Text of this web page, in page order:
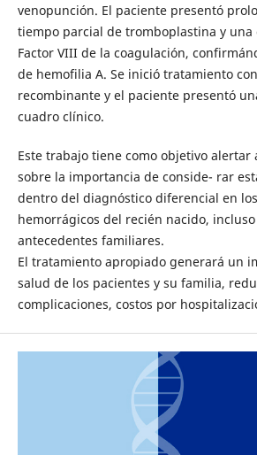
venopunción. El paciente presentó
tiempo parcial de tromboplastina y
Factor VIII de la coagulación,
de hemofilia A. Se inició tratamiento
recombinante y el paciente presentó
cuadro clínico.
Este trabajo tiene como objetivo alertar
sobre la importancia de conside- rar
dentro del diagnóstico diferencial en
hemorrágicos del recién nacido,
antecedentes familiares.
El tratamiento apropiado generará un
salud de los pacientes y su familia,
complicaciones, costos por